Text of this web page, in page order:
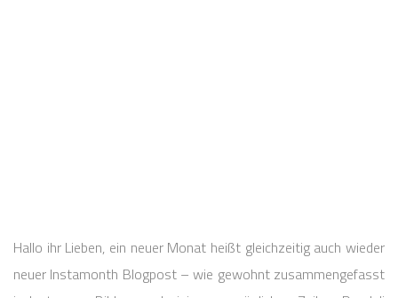
Hallo ihr Lieben, ein neuer Monat heißt gleichzeitig auch wieder
neuer Instamonth Blogpost – wie gewohnt zusammengefasst